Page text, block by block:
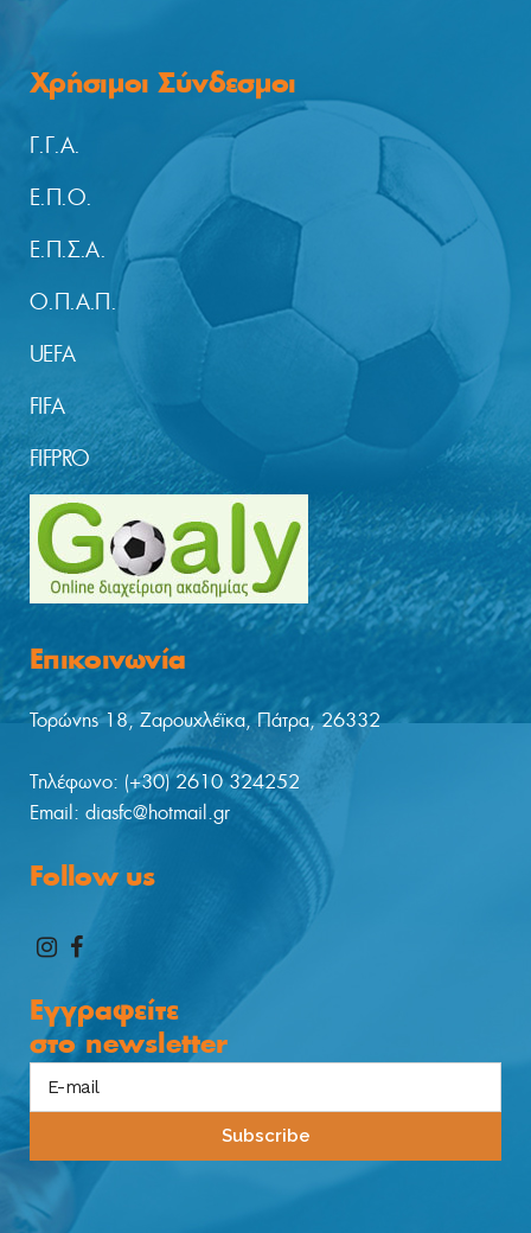
Χρήσιμοι Σύνδεσμοι
Γ.Γ.Α.
Ε.Π.Ο.
Ε.Π.Σ.Α.
Ο.Π.Α.Π.
UEFA
FIFA
FIFPRO
Επικοινωνία
Τορώνης 18, Ζαρουχλέϊκα, Πάτρα, 26332
Tηλέφωνο: (+30) 2610 324252
Email: diasfc@hotmail.gr
Follow us
Εγγραφείτε
στο newsletter